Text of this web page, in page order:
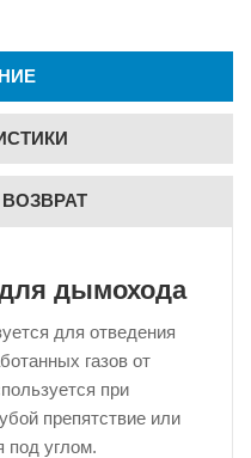
дымохода
для отведения
газов от
при
препятствие или
под углом.